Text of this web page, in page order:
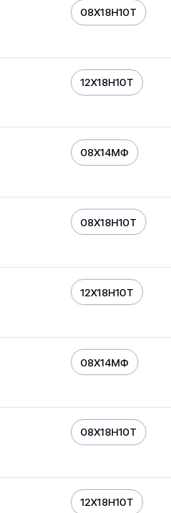
08Х18Н10Т
12Х18Н10Т
08Х14МФ
08Х18Н10Т
12Х18Н10Т
08Х14МФ
08Х18Н10Т
12Х18Н10Т